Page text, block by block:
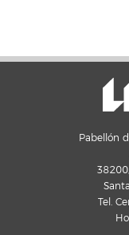
Pabellón
Tel.